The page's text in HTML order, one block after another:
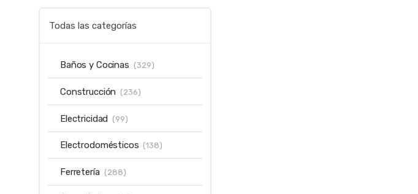
Todas las categorías
Baños y Cocinas (329)
Construcción (236)
Electricidad (99)
Electrodomésticos (138)
Ferretería (288)